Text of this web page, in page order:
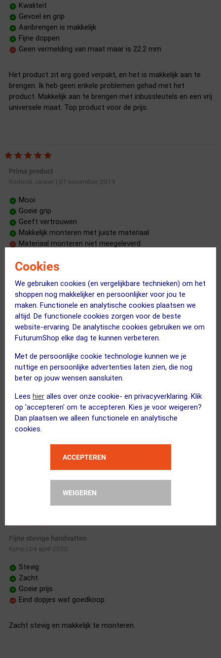
Cookies
We gebruiken cookies (en vergelijkbare technieken) om het
shoppen nog makkelijker en persoonlijker voor jou te
maken. Functionele en analytische cookies plaatsen we
altijd. De functionele cookies zorgen voor de beste
website-ervaring. De analytische cookies gebruiken we om
FuturumShop elke dag te kunnen verbeteren.
Met de persoonlijke cookie technologie kunnen we je
nuttige en persoonlijke advertenties laten zien, die nog
beter op jouw wensen aansluiten.
Lees hier alles over onze cookie- en privacyverklaring. Klik
op 'accepteren' om te accepteren. Kies je voor weigeren?
Dan plaatsen we alleen functionele en analytische
cookies.
ACCEPTEREN
WEIGEREN
Kwaliteit
Gevoel en grip
Aanbrengen is makkelijk
Fijne doppen
Geen vermelding van maat maar is 22.2 mm
Het product zit erg goed verpakt, en het is makkelijk aan te
brengen. Ik heb geen enkele problemen gehad met het
product. Makkelijk aan te brengen met inbussleutels en een vrij
universele maat. Top product voor de prijs.
Prima product
Roderick Jansen | 07 november 2019
Mooi
Goeie grip
Geeft vertrouwen
Makkelijk monteren met juiste materiaal
Materiaal monteren niet meegeleverd
Bij monteren een schroefje laten vallen en natuurlijk zo klein
dat ik hem niet terug kon vinden. Met een schroefje zit hij al
als een huis. Verder fijne grip (geeft vertrouwen)
Fijne handvatten door goed materiaal en vormgeving
Patrick|13 november 2020
grip
materiaal
vormgeving
-
Door de zeskantige vorm een fijne grip.
Fijne stevige handvatten
Kamp | 04 april 2020
Stevig
Zacht
Goeie prijs
Eind dopjes wat goedkoop
Zacht stevig en makkelijk te monteren.